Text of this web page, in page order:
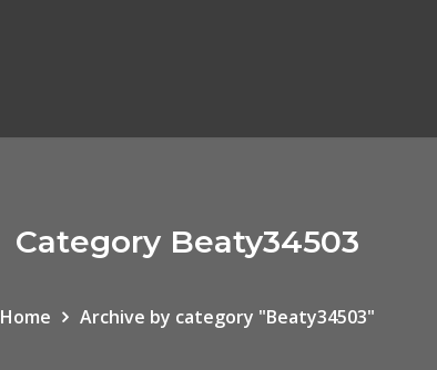
Category Beaty34503
Home Archive by category "Beaty34503"